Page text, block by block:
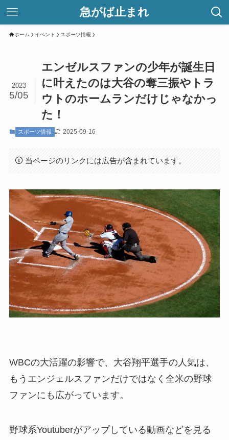
急がば止まれ
ホーム イベント スポーツ情報
エンゼルスファンの少年が誕生日
に叶えたのは大谷の奪三振やトラ
ウトのホームランだけじゃなかっ
た！
2023
5/05
スポーツ情報 2025-09-16
当ページのリンクには広告が含まれています。
WBCの大活躍の影響で、大谷翔平選手の人気は、
もうエンジェルスファンだけではなく全米の野球
ファンにも広がっています。
野球系Youtuberがアップしている動画などを見る